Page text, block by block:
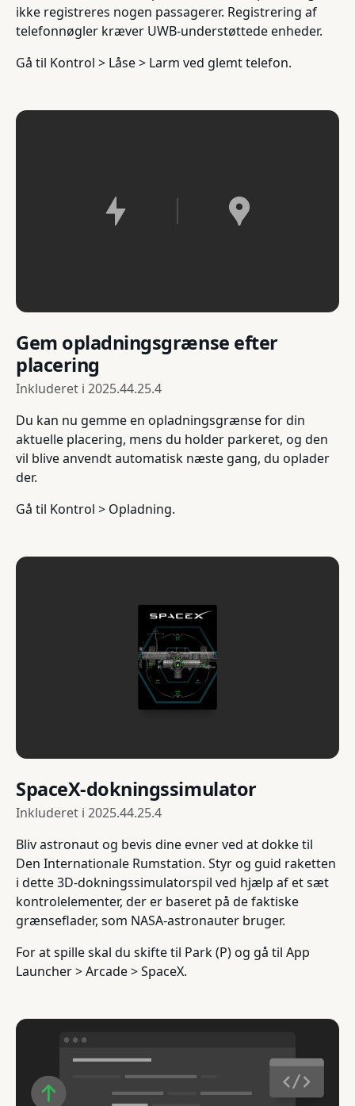
ikke registreres nogen passagerer. Registrering af
telefonnøgler kræver UWB-understøttede enheder.
Gå til Kontrol > Låse > Larm ved glemt telefon.
Gem opladningsgrænse efter
placering
Inkluderet i 2025.44.25.4
Du kan nu gemme en opladningsgrænse for din
aktuelle placering, mens du holder parkeret, og den
vil blive anvendt automatisk næste gang, du oplader
der.
Gå til Kontrol > Opladning.
SpaceX-dokningssimulator
Inkluderet i 2025.44.25.4
Bliv astronaut og bevis dine evner ved at dokke til
Den Internationale Rumstation. Styr og guid raketten
i dette 3D-dokningssimulatorspil ved hjælp af et sæt
kontrolelementer, der er baseret på de faktiske
grænseflader, som NASA-astronauter bruger.
For at spille skal du skifte til Park (P) og gå til App
Launcher > Arcade > SpaceX.